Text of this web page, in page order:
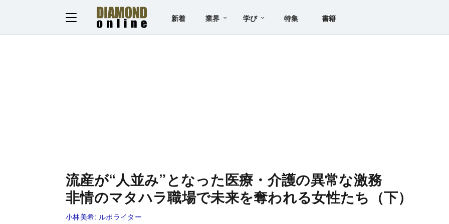
新着 業界 学び 特集 書籍
流産が“人並み”となった医療・介護の異常な激務
非情のマタハラ職場で未来を奪われる女性たち（下）
小林美希: ルポライター